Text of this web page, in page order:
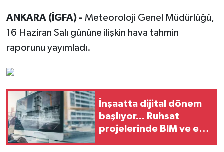
ANKARA (İGFA) - Meteoroloji Genel Müdürlüğü,
16 Haziran Salı gününe ilişkin hava tahmin
raporunu yayımladı.
İnşaatta dijital dönem
başlıyor... Ruhsat
projelerinde BIM ve e-